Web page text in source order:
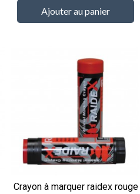
Ajouter au panier
Crayon à marquer raidex rouge